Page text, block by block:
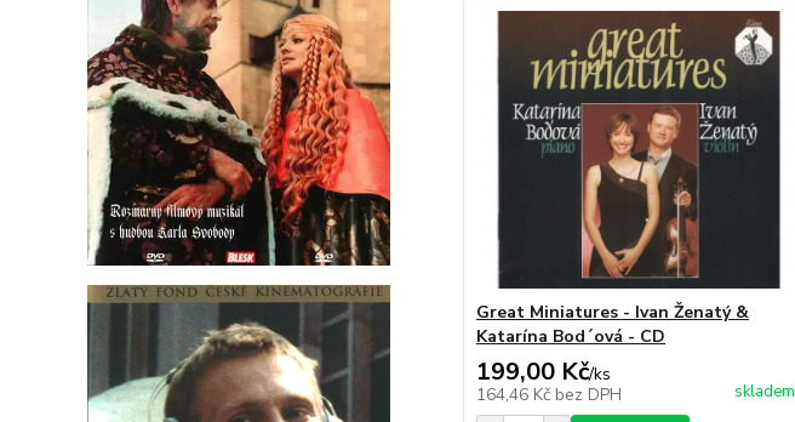
Great Miniatures - Ivan Ženatý &
Katarína Bod´ová - CD
199,00 Kč/ks
164,46 Kč bez DPH skladem